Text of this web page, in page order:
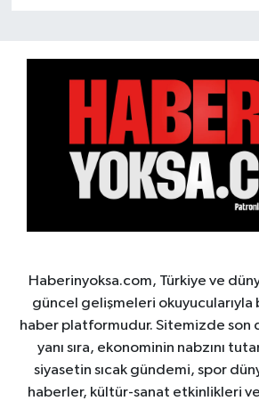
Haberinyoksa.com, Türkiye ve
güncel gelişmeleri okuyucularıyla
haber platformudur. Sitemizde son
yanı sıra, ekonominin nabzını
siyasetin sıcak gündemi, spor
haberler, kültür-sanat etkinlikleri